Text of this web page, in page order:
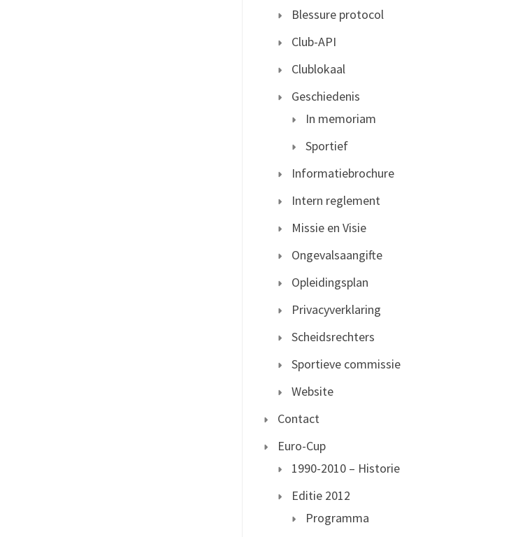
Blessure protocol
Club-API
Clublokaal
Geschiedenis
In memoriam
Sportief
Informatiebrochure
Intern reglement
Missie en Visie
Ongevalsaangifte
Opleidingsplan
Privacyverklaring
Scheidsrechters
Sportieve commissie
Website
Contact
Euro-Cup
1990-2010 – Historie
Editie 2012
Programma